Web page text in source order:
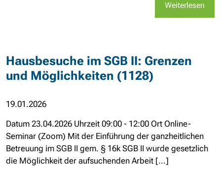
Weiterlesen
Hausbesuche im SGB II: Grenzen
und Möglichkeiten (1128)
19.01.2026
Datum 23.04.2026 Uhrzeit 09:00 - 12:00 Ort Online-
Seminar (Zoom) Mit der Einführung der ganzheitlichen
Betreuung im SGB II gem. § 16k SGB II wurde gesetzlich
die Möglichkeit der aufsuchenden Arbeit [...]